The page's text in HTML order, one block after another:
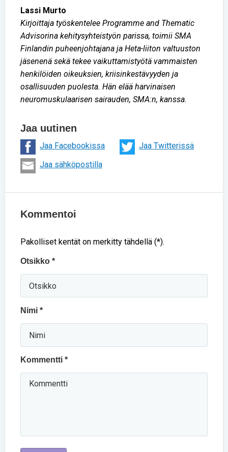
Lassi Murto
Kirjoittaja työskentelee Programme and Thematic
Advisorina kehitysyhteistyön parissa, toimii SMA
Finlandin puheenjohtajana ja Heta-liiton valtuuston
jäsenenä sekä tekee vaikuttamistyötä vammaisten
henkilöiden oikeuksien, kriisinkestävyyden ja
osallisuuden puolesta. Hän elää harvinaisen
neuromuskulaarisen sairauden, SMA:n, kanssa.
Jaa uutinen
Jaa Facebookissa
Jaa Twitterissä
Jaa sähköpostilla
Kommentoi
Pakolliset kentät on merkitty tähdellä (*).
Otsikko *
Nimi *
Kommentti *